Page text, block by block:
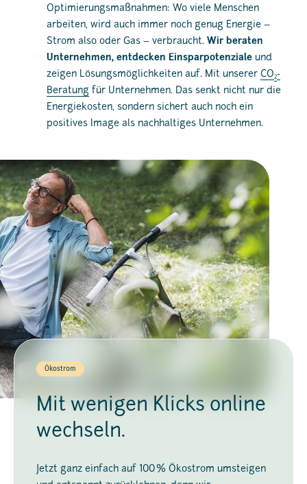
Optimierungsmaßnahmen: Wo viele Menschen
arbeiten, wird auch immer noch genug Energie –
Strom also oder Gas – verbraucht. Wir beraten
Unternehmen, entdecken Einsparpotenziale und
zeigen Lösungsmöglichkeiten auf. Mit unserer CO2-
Beratung für Unternehmen. Das senkt nicht nur die
Energiekosten, sondern sichert auch noch ein
positives Image als nachhaltiges Unternehmen.
Ökostrom
Mit wenigen Klicks online
wechseln.
Jetzt ganz einfach auf 100 % Ökostrom umsteigen